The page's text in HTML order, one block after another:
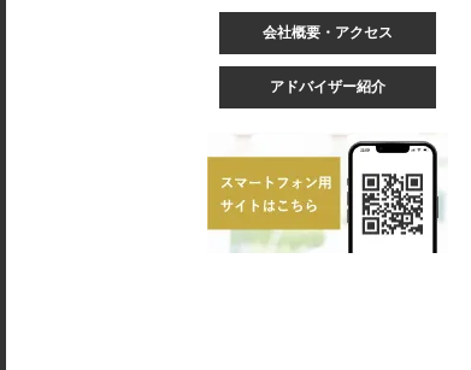
会社概要・アクセス
アドバイザー紹介